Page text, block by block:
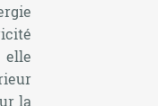
la